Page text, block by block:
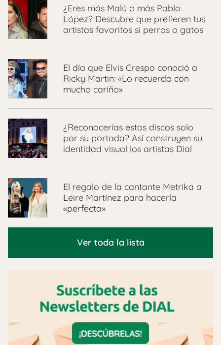
¿Eres más Malú o más Pablo
López? Descubre que prefieren tus
artistas favoritos si perros o gatos
El día que Elvis Crespo conoció a
Ricky Martin: «Lo recuerdo con
mucho cariño»
¿Reconocerías estos discos solo
por su portada? Así construyen su
identidad visual los artistas Dial
El regalo de la cantante Metrika a
Leire Martínez para hacerla
«perfecta»
Ver toda la lista